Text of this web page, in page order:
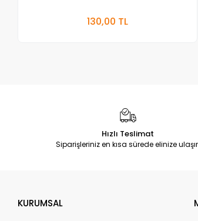
130,00 TL
Hızlı Teslimat
Siparişleriniz en kısa sürede elinize
KURUMSAL